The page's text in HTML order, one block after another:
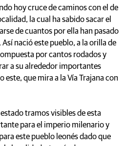
hoy cruce de caminos con el de
la cual ha sabido sacar el
de cuantos por ella han pasado
nació este pueblo, a la orilla de
por cantos rodados y
a su alrededor importantes
este, que mira a la Vía Trajana con
tramos visibles de esta
para el imperio milenario y
este pueblo leonés dado que